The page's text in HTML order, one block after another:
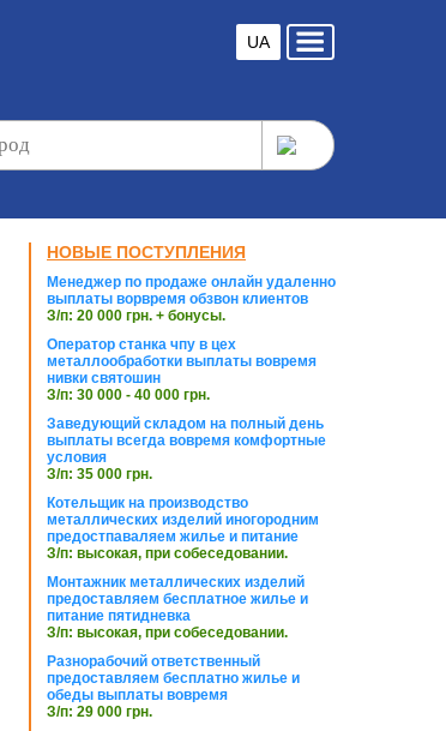
UA
НОВЫЕ ПОСТУПЛЕНИЯ
Менеджер по продаже онлайн удаленно
выплаты ворвремя обзвон клиентов
З/п: 20 000 грн. + бонусы.
Оператор станка чпу в цех
металлообработки выплаты вовремя
нивки святошин
З/п: 30 000 - 40 000 грн.
Заведующий складом на полный день
выплаты всегда вовремя комфортные
условия
З/п: 35 000 грн.
Котельщик на производство
металлических изделий иногородним
предостпаваляем жилье и питание
З/п: высокая, при собеседовании.
Монтажник металлических изделий
предоставляем бесплатное жилье и
питание пятидневка
З/п: высокая, при собеседовании.
Разнорабочий ответственный
предоставляем бесплатно жилье и
обеды выплаты вовремя
З/п: 29 000 грн.